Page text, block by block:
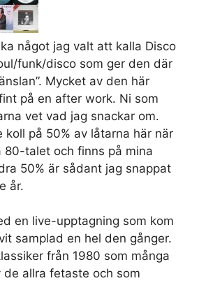
något jag valt att kalla Disco
funk/disco som ger den där
Mycket av den här
på en after work. Ni som
vet vad jag snackar om.
koll på 50% av låtarna här när
80-talet och finns på mina
50% är sådant jag snappat
år.
en live-upptagning som kom
samplad en hel den gånger.
från 1980 som många
de allra fetaste och som
Set Youtube Channel ID